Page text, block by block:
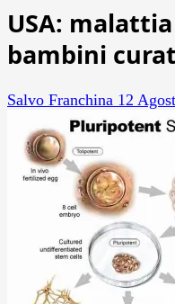
USA:
bambini
Salvo Franchina 12